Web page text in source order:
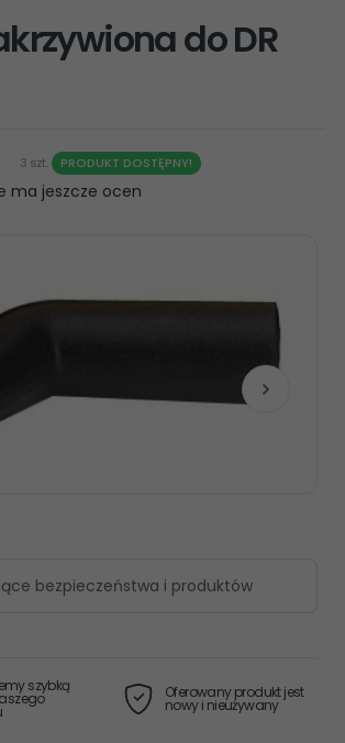
do DR
PRODUKT DOSTĘPNY!
3 szt.
ma jeszcze ocen
bezpieczeństwa i produktów
szybką Oferowany produkt jest
nowy i nieużywany